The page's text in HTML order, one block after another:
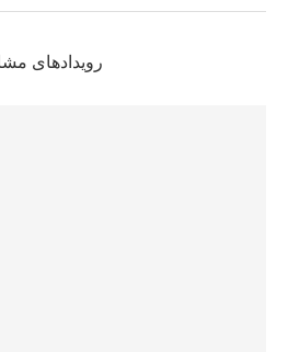
رویدادهای